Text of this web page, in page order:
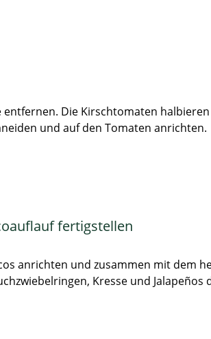
entfernen. Die Kirschtomaten
und auf den Tomaten anrichten.
fertigstellen
anrichten und zusammen mit dem
Kresse und